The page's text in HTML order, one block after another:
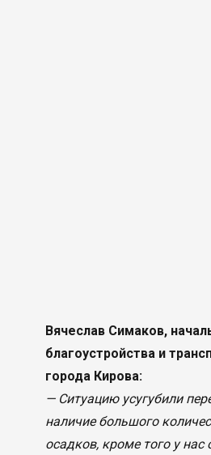
Вячеслав Симаков,
благоустройства и
города Кирова:
— Ситуацию усугубили
наличие большого
осадков, кроме того у нас